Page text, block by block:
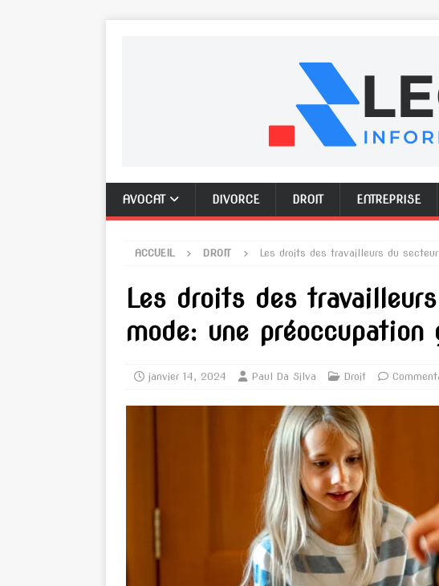
AVOCAT DIVORCE DROIT ENTREPRISE
ACCUEIL DROIT Les droits des travailleurs du
Les droits des
mode: une préoccupation
janvier 14, 2024 Paul Da Silva Droit